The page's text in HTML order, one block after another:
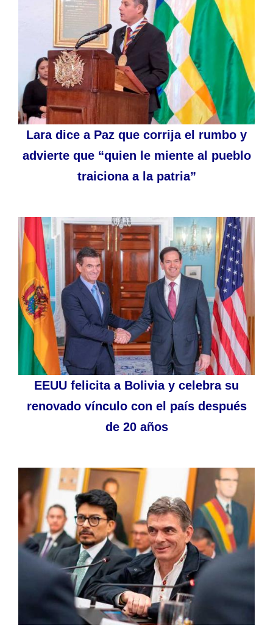
Lara dice a Paz que corrija el rumbo y
advierte que “quien le miente al pueblo
traiciona a la patria”
EEUU felicita a Bolivia y celebra su
renovado vínculo con el país después
de 20 años